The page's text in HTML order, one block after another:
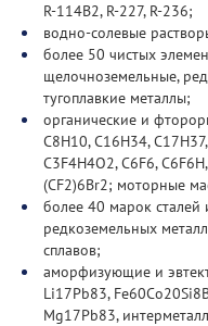
ЦКП "Теплофизика и
Международное
Полезные ссылки
R-114В2, R-227, R-236;
водно-солевые
более 50 чистых
щелочноземельные,
тугоплавкие металлы;
органические и
C8H10, C16H34,
C3F4H4O2, C6F6,
(CF2)6Br2; моторные
более 40 марок сталей
редкоземельных
сплавов;
аморфизующие и
Li17Pb83,
Mg17Pb83,